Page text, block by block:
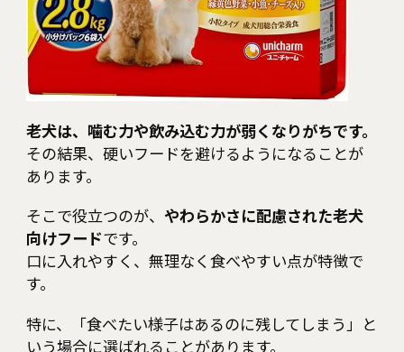
老犬は、噛む力や飲み込む力が弱くなりがちです。
その結果、硬いフードを避けるようになることが
あります。
そこで役立つのが、 やわらかさに配慮された老犬
向けフードです。
口に入れやすく、無理なく食べやすい点が特徴で
す。
特に、「食べたい様子はあるのに残してしまう」と
いう場合に選ばれることがあります。